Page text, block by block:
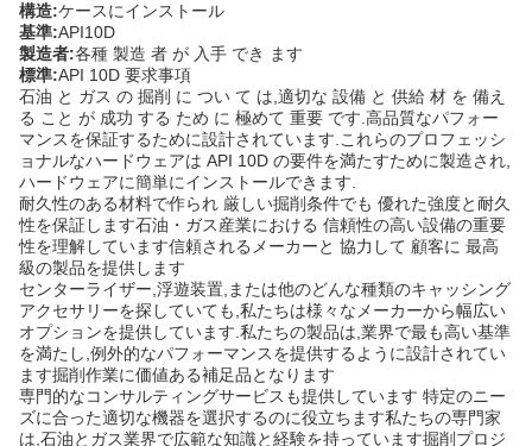
構造:ケースにインストール
基準:API10D
製造者:各種 製造 者 が 入手 でき ます
標準:API 10D 要求事項
石油 と ガス の 掘削 に つい て は,適切な 設備 と 供給 材 を 備え
る こと が 成功 する ため に 極めて 重要 です.高品質なパフォー
マンスを保証するために設計されています.これらのプロフェッシ
ョナルなハードウェアは API 10D の要件を満たすために製造され,
ハードウェアに簡単にインストールできます.
耐久性のある材料で作られ 厳しい掘削条件でも 優れた強度と耐久
性を保証します石油・ガス産業における 信頼性の高い設備の重要
性を理解しています信頼されるメーカーと 協力して 顧客に 最高
級の製品を提供します
センターライザー,浮遊装置,または他のどんな種類のキャッシング
アクセサリーを探していても,私たちは様々なメーカーから幅広い
オプションを提供しています.私たちの製品は,業界で最も高い基準
を満たし,例外的なパフォーマンスを提供するように設計されてい
ます掘削作業に価値ある補足品となります
専門的なコンサルティングサービスも提供しています 特定のニー
ズに合った適切な機器を選択するのに役立ちます私たちの専門家
は,石油とガス業界で広範な知識と経験を持っています掘削プロジ